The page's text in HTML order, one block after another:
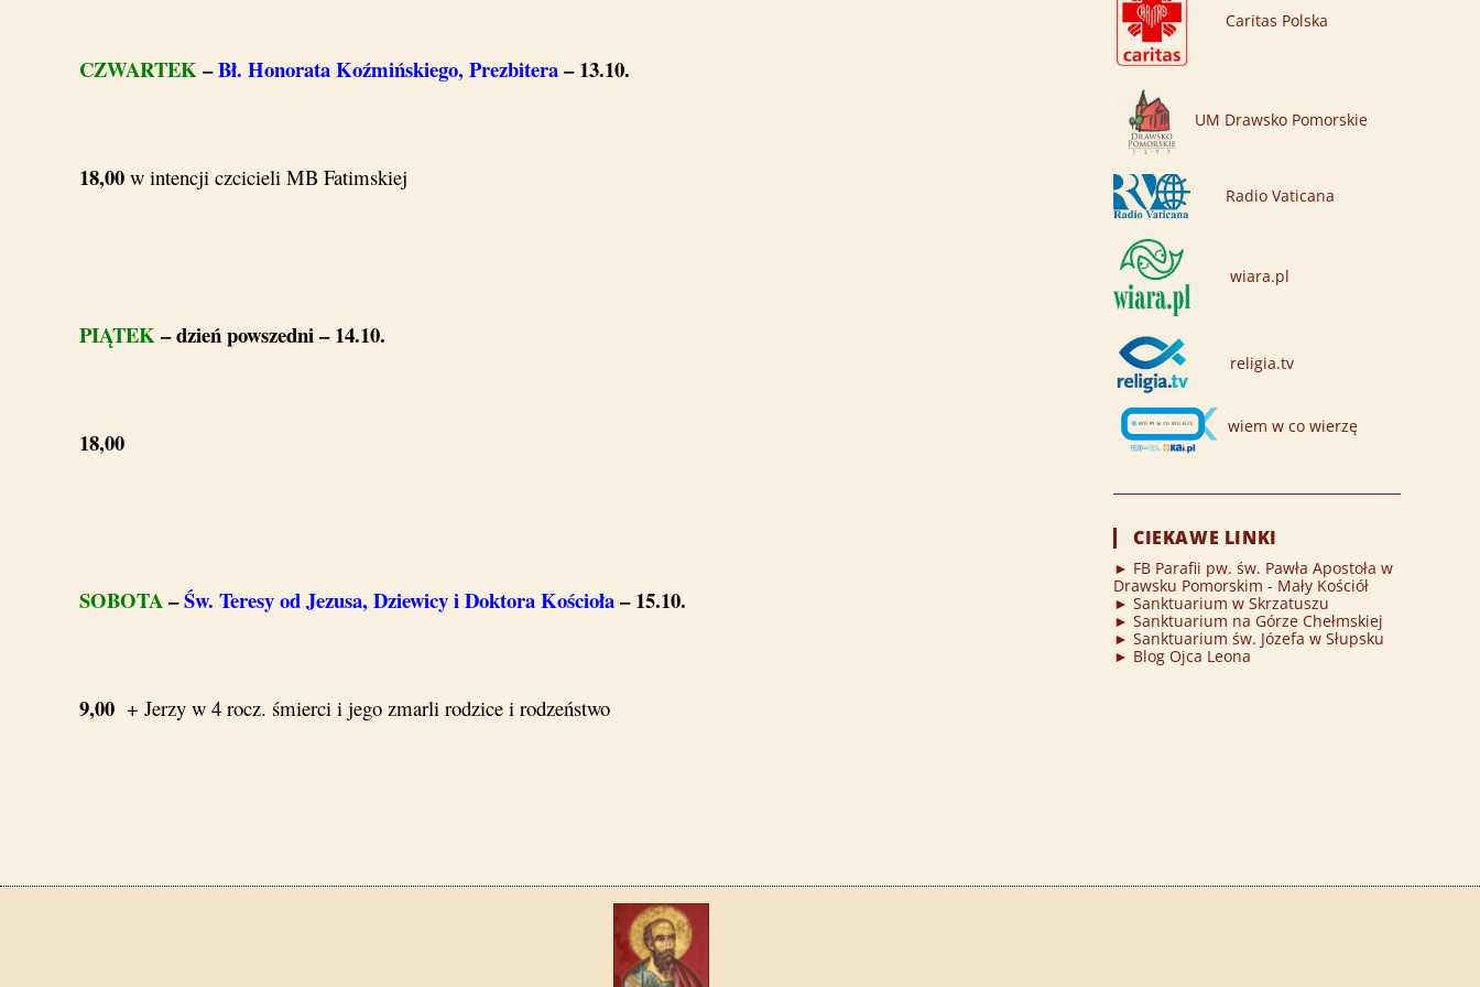
CZWARTEK–Bł. Honorata Koźmińskiego, Prezbitera– 13.10.
18,00 w intencji czcicieli MB Fatimskiej
PIĄTEK– dzień powszedni – 14.10.
18,00
SOBOTA–Św. Teresy od Jezusa, Dziewicy i Doktora Kościoła– 15.10.
9,00 + Jerzy w 4 rocz. śmierci i jego zmarli rodzice i rodzeństwo
Caritas Polska
UM Drawsko Pomorskie
Radio Vaticana
wiara.pl
religia.tv
wiem w co wierzę
CIEKAWE LINKI
► FB Parafii pw. św. Pawła Apostoła w
Drawsku Pomorskim - Mały Kościół
► Sanktuarium w Skrzatuszu
► Sanktuarium na Górze Chełmskiej
► Sanktuarium św. Józefa w Słupsku
► Blog Ojca Leona